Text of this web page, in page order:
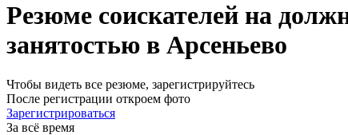
Резюме соискателей на
занятостью в Арсеньево
Чтобы видеть все резюме, зарегистрируйтесь
После регистрации откроем фото
Зарегистрироваться
За всё время